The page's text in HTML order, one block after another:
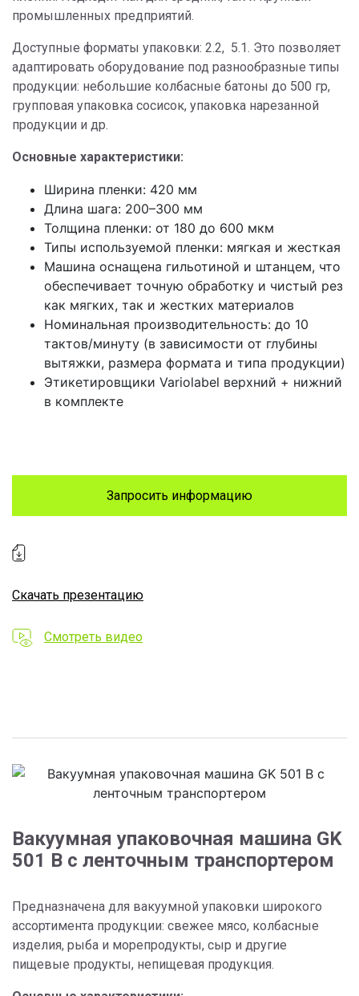
промышленных предприятий.
Доступные форматы упаковки: 2.2, 5.1. Это позволяет
адаптировать оборудование под разнообразные типы
продукции: небольшие колбасные батоны до 500 гр,
групповая упаковка сосисок, упаковка нарезанной
продукции и др.
Основные характеристики:
Ширина пленки: 420 мм
Длина шага: 200–300 мм
Толщина пленки: от 180 до 600 мкм
Типы используемой пленки: мягкая и жесткая
Машина оснащена гильотиной и штанцем, что
обеспечивает точную обработку и чистый рез
как мягких, так и жестких материалов
Номинальная производительность: до 10
тактов/минуту (в зависимости от глубины
вытяжки, размера формата и типа продукции)
Этикетировщики Variolabel верхний + нижний
в комплекте
Запросить информацию
Скачать презентацию
Смотреть видео
Вакуумная упаковочная машина GK
501 B с ленточным транспортером
Предназначена для вакуумной упаковки широкого
ассортимента продукции: свежее мясо, колбасные
изделия, рыба и морепродукты, сыр и другие
пищевые продукты, непищевая продукция.